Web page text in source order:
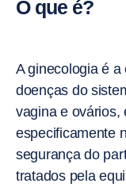
O que é?
A ginecologia é
doenças do
vagina e ovários,
especificamente
segurança do
tratados pela